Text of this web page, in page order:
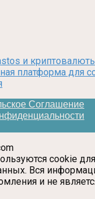
и
платформа для
Соглашение
cookie
Вся
и не